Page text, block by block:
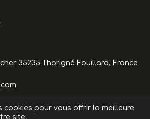
35235 Thorigné Fouillard, France
cookies pour vous offrir la meilleure
site.